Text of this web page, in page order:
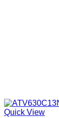
Quick View